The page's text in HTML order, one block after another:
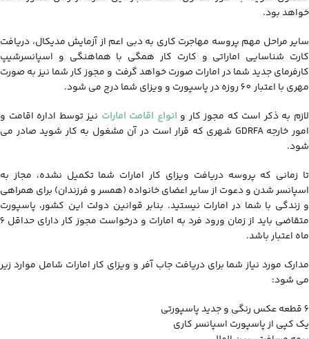
خواهد بود.
سایر مراحل مهم پروسه مهاجرت کاری به دبی اعم از آزمایش مدیکال، دریافت
کارت شناسایی اماراتی و کارت کار همگی با هماهنگی و اسپانسرشیپ
کارفرمای جدید شما در امارات صورت خواهد گرفت و مجوز کار شما نیز به صورت
مهری با اعتبار 60 روزه در پاسپورت و ویزای شما درج می شود.
لازم به ذکر است که مجوز کار و انواع اقامت امارات نیز توسط اداره اقامت و
امور خارجه GDRFA شهری که قرار است در آن مشغول به کار شوید صادر می
شود.
تا زمانی که پروسه دریافت ویزای کار امارات شما تکمیل نشده، مجاز به
اسپانسر شدن و دعوت از سایر اعضای خانواده (همسر و فرزندان) برای همراهی
و زندگی با شما در امارات نیستید. بنابر قوانین دولت این کشور، پاسپورت
متقاضی باید از زمان ورود فرد به امارات و درخواست مجوز کار دارای حداقل 6
ماه اعتبار باشد.
مدارک مورد نیاز شما برای دریافت جاب آفر و ویزای کار امارات شامل موارد زیر
می شود:
6 قطعه عکس رنگی و جدید پاسپورتی
یک کپی از پاسپورت اسپانسر کاری